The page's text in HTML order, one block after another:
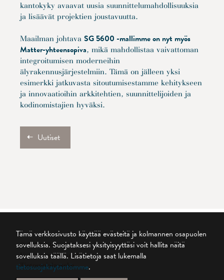
kantokyky avaavat uusia suunnittelumahdollisuuksia
ja lisäävät projektien joustavuutta.
Maailman johtava SG 5600 -mallimme on nyt myös
Matter-yhteensopiva, mikä mahdollistaa vaivattoman
integroitumisen moderneihin
älyrakennusjärjestelmiin. Tämä on jälleen yksi
esimerkki jatkuvasta sitoutumisestamme kehitykseen
ja innovaatioihin arkkitehtien, suunnittelijoiden ja
kodinomistajien hyväksi.
Uutiset
© 2026 Silent Gliss
Vastuuvapauslauseke
Tietosuojalauseke
Tämä verkkosivusto käyttää evästeitä ja kolmannen osapuolen
sovelluksia. Suojataksesi yksityisyyttäsi voit hallita näitä
sovelluksia täällä. Lisätietoja saat lukemalla
tietosuojakäytäntömme.